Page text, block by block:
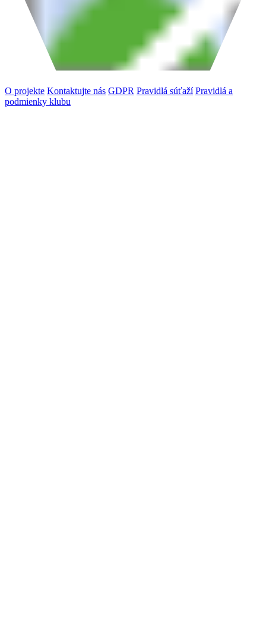
O projekte Kontaktujte nás GDPR Pravidlá súťaží Pravidlá a
podmienky klubu